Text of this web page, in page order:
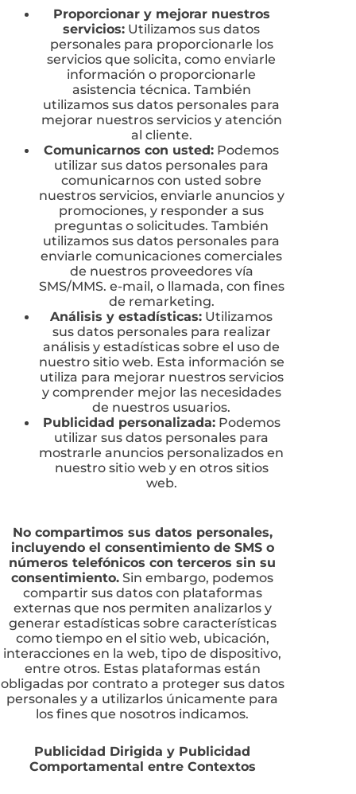
Proporcionar y mejorar nuestros
servicios: Utilizamos sus datos
personales para proporcionarle los
servicios que solicita, como enviarle
información o proporcionarle
asistencia técnica. También
utilizamos sus datos personales para
mejorar nuestros servicios y atención
al cliente.
Comunicarnos con usted: Podemos
utilizar sus datos personales para
comunicarnos con usted sobre
nuestros servicios, enviarle anuncios y
promociones, y responder a sus
preguntas o solicitudes. También
utilizamos sus datos personales para
enviarle comunicaciones comerciales
de nuestros proveedores vía
SMS/MMS. e-mail, o llamada, con fines
de remarketing.
Análisis y estadísticas: Utilizamos
sus datos personales para realizar
análisis y estadísticas sobre el uso de
nuestro sitio web. Esta información se
utiliza para mejorar nuestros servicios
y comprender mejor las necesidades
de nuestros usuarios.
Publicidad personalizada:Podemos
utilizar sus datos personales para
mostrarle anuncios personalizados en
nuestro sitio web y en otros sitios
web.
No compartimos sus datos personales,
incluyendo el consentimiento de SMS o
números telefónicos con terceros sin su
consentimiento. Sin embargo, podemos
compartir sus datos con plataformas
externas que nos permiten analizarlos y
generar estadísticas sobre características
como tiempo en el sitio web, ubicación,
interacciones en la web, tipo de dispositivo,
entre otros. Estas plataformas están
obligadas por contrato a proteger sus datos
personales y a utilizarlos únicamente para
los fines que nosotros indicamos.
Publicidad Dirigida y Publicidad
Comportamental entre Contextos